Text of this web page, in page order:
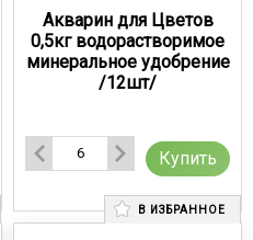
Акварин для Цветов
0,5кг водорастворимое
минеральное удобрение
/12шт/
Купить
В ИЗБРАННОЕ